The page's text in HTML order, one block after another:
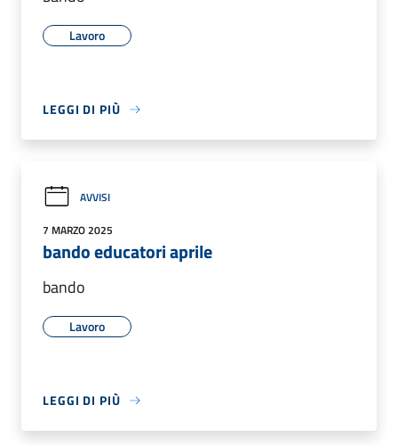
Lavoro
LEGGI DI PIÙ
AVVISI
7 MARZO 2025
bando educatori aprile
bando
Lavoro
LEGGI DI PIÙ